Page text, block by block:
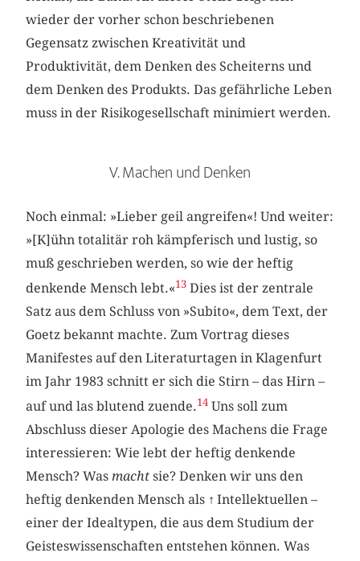
wieder der vorher schon beschriebenen
Gegensatz zwischen Kreativität und
Produktivität, dem Denken des Scheiterns und
dem Denken des Produkts. Das gefährliche Leben
muss in der Risikogesellschaft minimiert werden.
V. Machen und Denken
Noch einmal: »Lieber geil angreifen«! Und weiter:
»[K]ühn totalitär roh kämpferisch und lustig, so
muß geschrieben werden, so wie der heftig
denkende Mensch lebt.«13 Dies ist der zentrale
Satz aus dem Schluss von »Subito«, dem Text, der
Goetz bekannt machte. Zum Vortrag dieses
Manifestes auf den Literaturtagen in Klagenfurt
im Jahr 1983 schnitt er sich die Stirn – das Hirn –
auf und las blutend zuende.14 Uns soll zum
Abschluss dieser Apologie des Machens die Frage
interessieren: Wie lebt der heftig denkende
Mensch? Wasmacht sie? Denken wir uns den
heftig denkenden Mensch als ↑Intellektuellen –
einer der Idealtypen, die aus dem Studium der
Geisteswissenschaften entstehen können. Was